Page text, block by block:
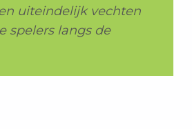
uiteindelijk vechten
spelers langs de